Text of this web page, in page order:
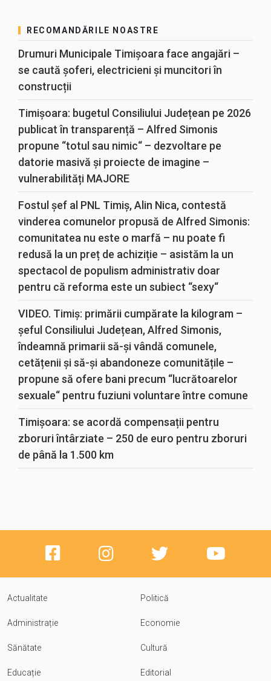
RECOMANDĂRILE NOASTRE
Drumuri Municipale Timișoara face angajări –
se caută șoferi, electricieni și muncitori în
construcții
Timișoara: bugetul Consiliului Județean pe 2026
publicat în transparență – Alfred Simonis
propune “totul sau nimic“ – dezvoltare pe
datorie masivă și proiecte de imagine –
vulnerabilități MAJORE
Fostul șef al PNL Timiș, Alin Nica, contestă
vinderea comunelor propusă de Alfred Simonis:
comunitatea nu este o marfă – nu poate fi
redusă la un preț de achiziție – asistăm la un
spectacol de populism administrativ doar
pentru că reforma este un subiect “sexy“
VIDEO. Timiș: primării cumpărate la kilogram –
șeful Consiliului Județean, Alfred Simonis,
îndeamnă primarii să-și vândă comunele,
cetățenii și să-și abandoneze comunitățile –
propune să ofere bani precum “lucrătoarelor
sexuale“ pentru fuziuni voluntare între comune
Timișoara: se acordă compensații pentru
zboruri întârziate – 250 de euro pentru zboruri
de până la 1.500 km
Actualitate Politică
Administrație Economie
Sănătate Cultură
Educație Editorial